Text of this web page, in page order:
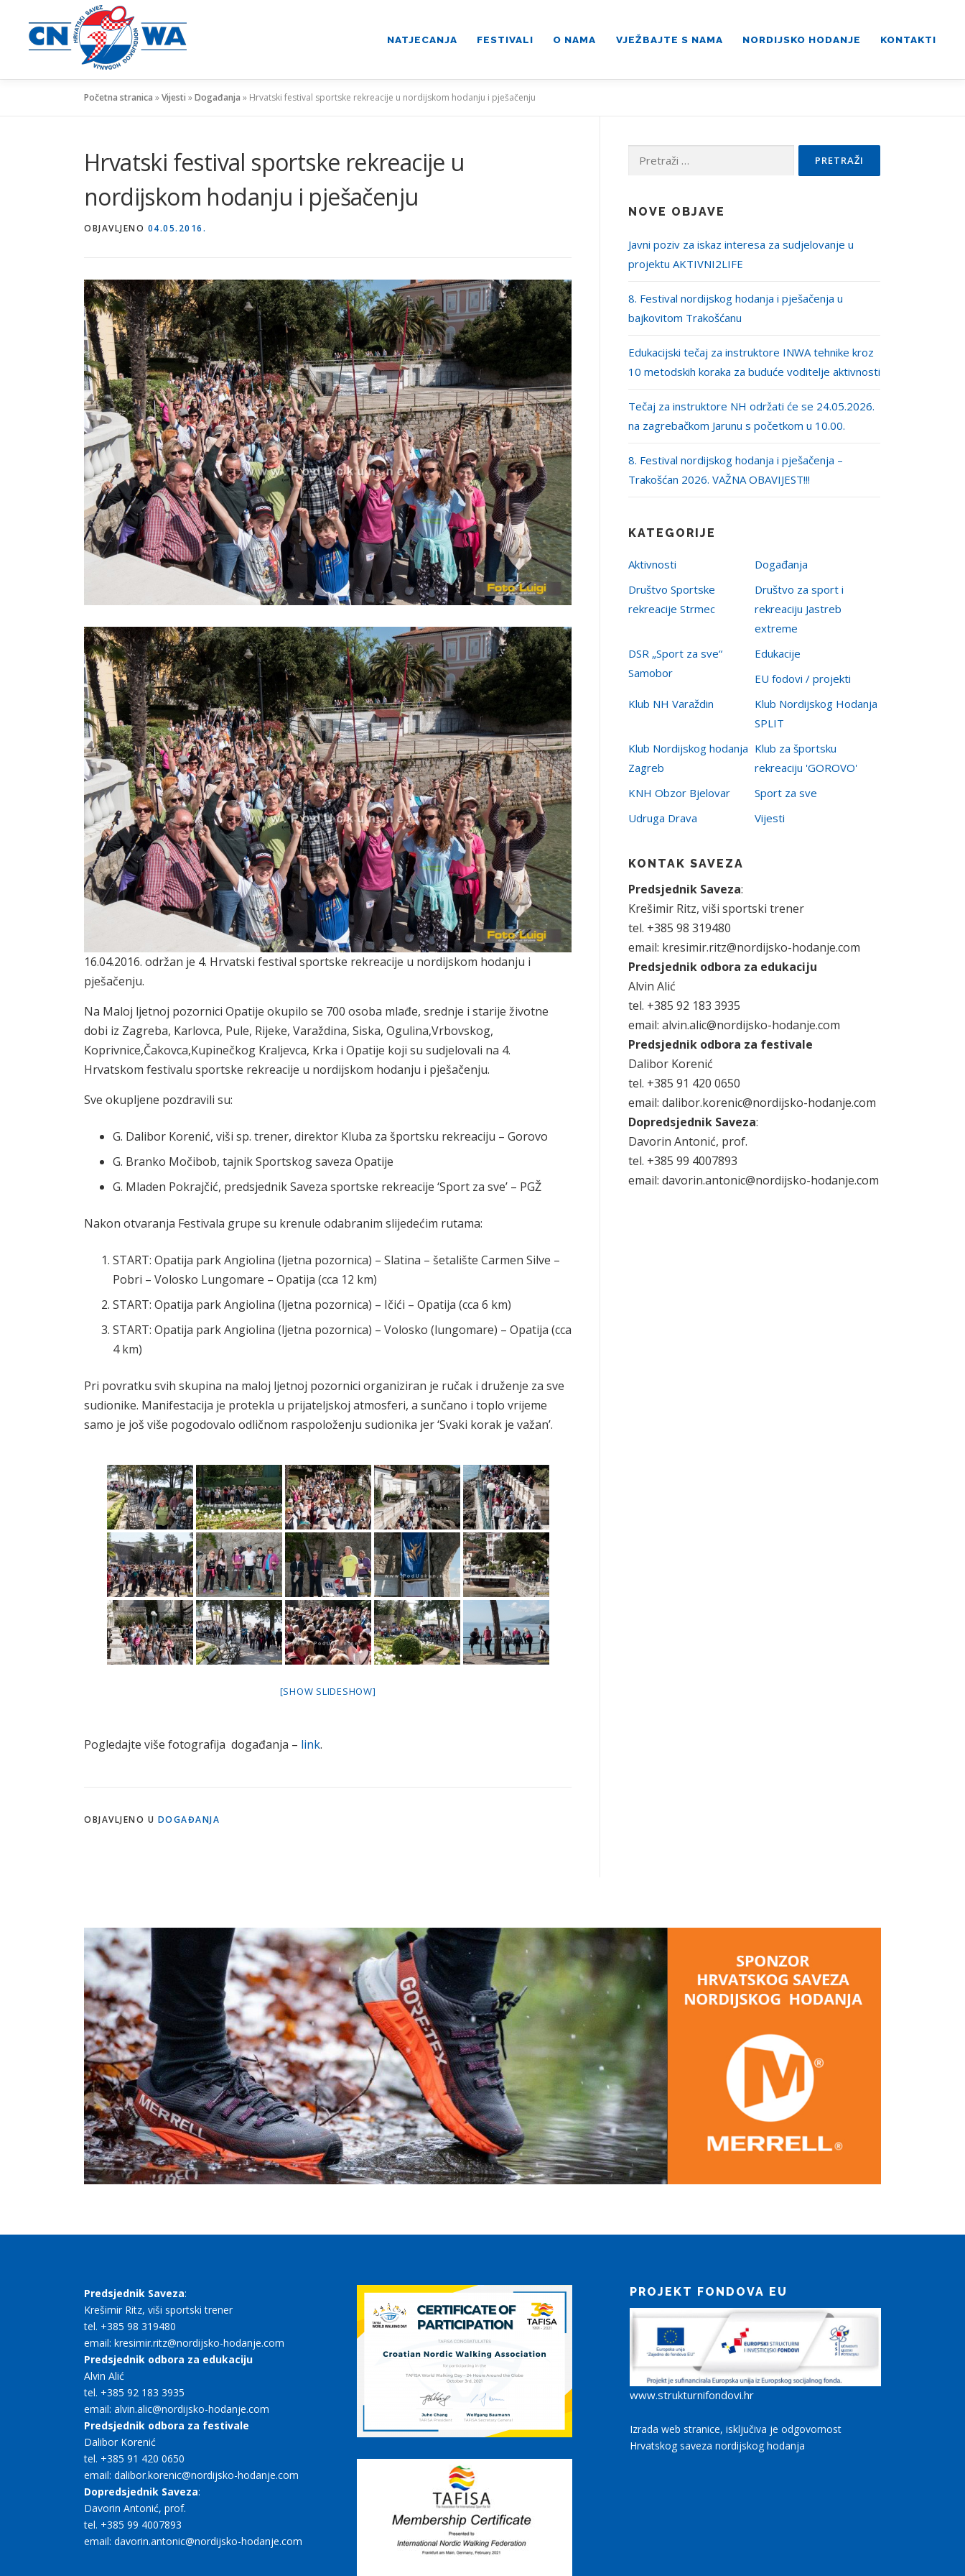
sadržaj
NATJECANJA FESTIVALI O NAMA VJEŽBAJTE S NAMA NORDIJSKO HODANJE KONTAKTI
Početna stranica »Vijesti »Događanja » Hrvatski festival sportske rekreacije u nordijskom hodanju i pješačenju
Hrvatski festival sportske rekreacije u
nordijskom hodanju i pješačenju
OBJAVLJENO 04.05.2016.
16.04.2016. održan je 4. Hrvatski festival sportske rekreacije u nordijskom hodanju i
pješačenju.
Na Maloj ljetnoj pozornici Opatije okupilo se 700 osoba mlađe, srednje i starije životne
dobi iz Zagreba, Karlovca, Pule, Rijeke, Varaždina, Siska, Ogulina,Vrbovskog,
Koprivnice,Čakovca,Kupinečkog Kraljevca, Krka i Opatije koji su sudjelovali na 4.
Hrvatskom festivalu sportske rekreacije u nordijskom hodanju i pješačenju.
Sve okupljene pozdravili su:
G. Dalibor Korenić, viši sp. trener, direktor Kluba za športsku rekreaciju – Gorovo
G. Branko Močibob, tajnik Sportskog saveza Opatije
G. Mladen Pokrajčić, predsjednik Saveza sportske rekreacije ‘Sport za sve’ – PGŽ
Nakon otvaranja Festivala grupe su krenule odabranim slijedećim rutama:
START: Opatija park Angiolina (ljetna pozornica) – Slatina – šetalište Carmen Silve –
Pobri – Volosko Lungomare – Opatija (cca 12 km)
START: Opatija park Angiolina (ljetna pozornica) – Ičići – Opatija (cca 6 km)
START: Opatija park Angiolina (ljetna pozornica) – Volosko (lungomare) – Opatija (cca
4 km)
Pri povratku svih skupina na maloj ljetnoj pozornici organiziran je ručak i druženje za sve
sudionike. Manifestacija je protekla u prijateljskoj atmosferi, a sunčano i toplo vrijeme
samo je još više pogodovalo odličnom raspoloženju sudionika jer ‘Svaki korak je važan’.
[SHOW SLIDESHOW]
Pogledajte više fotografija događanja – link.
OBJAVLJENO U DOGAĐANJA
Pretraži:
NOVE OBJAVE
Javni poziv za iskaz interesa za sudjelovanje u
projektu AKTIVNI2LIFE
8. Festival nordijskog hodanja i pješačenja u
bajkovitom Trakošćanu
Edukacijski tečaj za instruktore INWA tehnike kroz
10 metodskih koraka za buduće voditelje aktivnosti
Tečaj za instruktore NH održati će se 24.05.2026.
na zagrebačkom Jarunu s početkom u 10.00.
8. Festival nordijskog hodanja i pješačenja –
Trakošćan 2026. VAŽNA OBAVIJEST!!!
KATEGORIJE
Aktivnosti
Događanja
Društvo Sportske
rekreacije Strmec
Društvo za sport i
rekreaciju Jastreb
extreme
DSR „Sport za sve“
Samobor
Edukacije
EU fodovi / projekti
Klub NH Varaždin
Klub Nordijskog Hodanja
SPLIT
Klub Nordijskog hodanja
Zagreb
Klub za športsku
rekreaciju 'GOROVO'
KNH Obzor Bjelovar
Sport za sve
Udruga Drava
Vijesti
KONTAK SAVEZA
Predsjednik Saveza:
Krešimir Ritz, viši sportski trener
tel. +385 98 319480
email: kresimir.ritz@nordijsko-hodanje.com
Predsjednik odbora za edukaciju
Alvin Alić
tel. +385 92 183 3935
email: alvin.alic@nordijsko-hodanje.com
Predsjednik odbora za festivale
Dalibor Korenić
tel. +385 91 420 0650
email: dalibor.korenic@nordijsko-hodanje.com
Dopredsjednik Saveza:
Davorin Antonić, prof.
tel. +385 99 4007893
email: davorin.antonic@nordijsko-hodanje.com
Predsjednik Saveza:
Krešimir Ritz, viši sportski trener
tel. +385 98 319480
email: kresimir.ritz@nordijsko-hodanje.com
Predsjednik odbora za edukaciju
Alvin Alić
tel. +385 92 183 3935
email: alvin.alic@nordijsko-hodanje.com
Predsjednik odbora za festivale
Dalibor Korenić
tel. +385 91 420 0650
email: dalibor.korenic@nordijsko-hodanje.com
Dopredsjednik Saveza:
Davorin Antonić, prof.
tel. +385 99 4007893
email: davorin.antonic@nordijsko-hodanje.com
PROJEKT FONDOVA EU
www.strukturnifondovi.hr
Izrada web stranice, isključiva je odgovornost
Hrvatskog saveza nordijskog hodanja